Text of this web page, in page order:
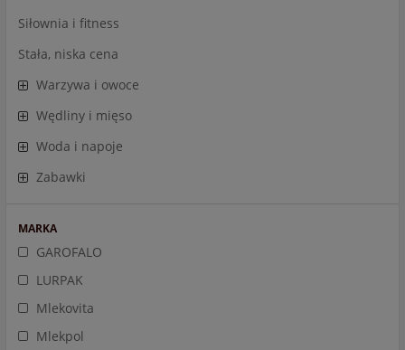
Siłownia i fitness
Stała, niska cena
Warzywa i owoce
Wędliny i mięso
Woda i napoje
Zabawki
MARKA
GAROFALO
LURPAK
Mlekovita
Mlekpol